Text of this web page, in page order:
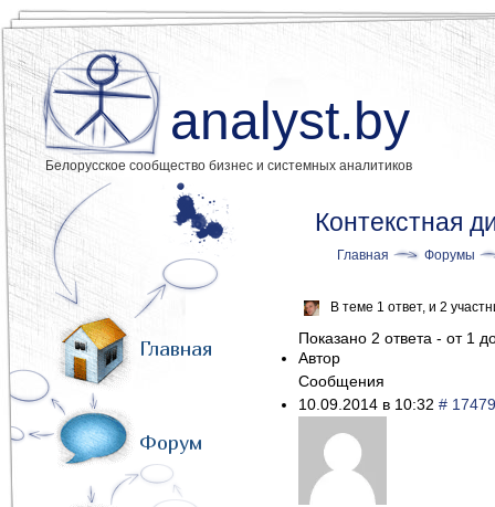
analyst.by
Белорусское сообщество бизнес и системных аналитиков
Главная
Форум
Контекстная
Главная Форумы
В теме 1 ответ, и 2
Показано 2 ответа - от 1
Автор
Сообщения
10.09.2014 в 10:32 # 17479